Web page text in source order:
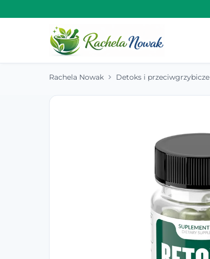
Rachela Nowak Detoks i przeciwgrzybicze